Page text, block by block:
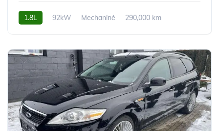
1.8L 92kW Mechaninė
290,000 km